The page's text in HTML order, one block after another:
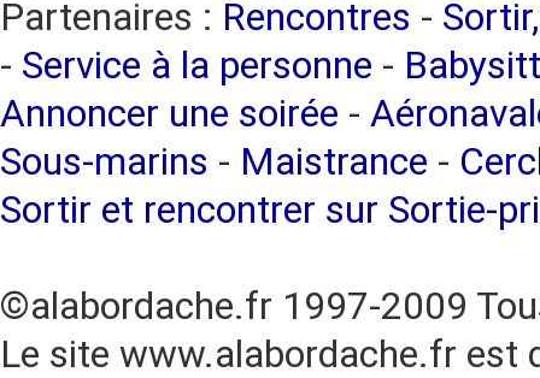
Partenaires : Rencontres -
- Service à la personne -
Annoncer une soirée -
Sous-marins - Maistrance -
Sortir et rencontrer sur Sortie-
©alabordache.fr 1997-2009
Le site www.alabordache.fr est